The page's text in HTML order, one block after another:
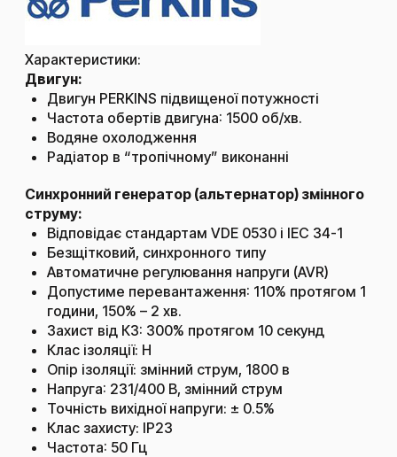
Характеристики:
Двигун:
Двигун PERKINS підвищеної потужності
Частота обертів двигуна: 1500 об/хв.
Водяне охолодження
Радіатор в “тропічному” виконанні
Синхронний генератор (альтернатор) змінного
струму:
Відповідає стандартам VDE 0530 і IEC 34-1
Безщітковий, синхронного типу
Автоматичне регулювання напруги (AVR)
Допустиме перевантаження: 110% протягом 1
години, 150% – 2 хв.
Захист від КЗ: 300% протягом 10 секунд
Клас ізоляції: H
Опір ізоляції: змінний струм, 1800 в
Напруга: 231/400 В, змінний струм
Точність вихідної напруги: ± 0.5%
Клас захисту: IP23
Частота: 50 Гц